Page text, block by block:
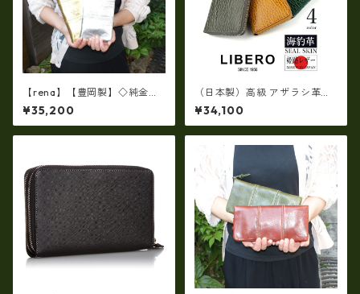
【rena】【豊岡製】◇純金箔
革製品・限定生産☆スペイン
牛革（仔牛革）手絞り＆オイ
ルレザー長財布 rj－0071【国
¥35,200
（日本製）高級 アザラシ革
（シールスキン）× 姫路レザー
ラウンドファスナー長財布 ロ
ングウォレット ir-1400
¥34,100